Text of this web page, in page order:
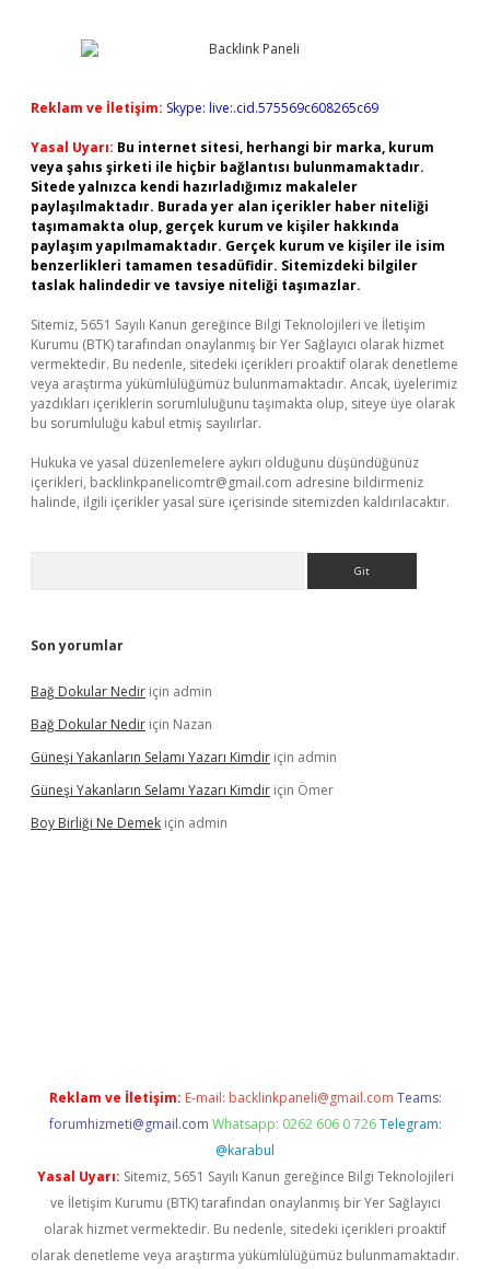
Reklam ve İletişim: Skype: live:.cid.575569c608265c69
Yasal Uyarı: Bu internet sitesi, herhangi bir marka, kurum
veya şahıs şirketi ile hiçbir bağlantısı bulunmamaktadır.
Sitede yalnızca kendi hazırladığımız makaleler
paylaşılmaktadır. Burada yer alan içerikler haber niteliği
taşımamakta olup, gerçek kurum ve kişiler hakkında
paylaşım yapılmamaktadır. Gerçek kurum ve kişiler ile isim
benzerlikleri tamamen tesadüfidir. Sitemizdeki bilgiler
taslak halindedir ve tavsiye niteliği taşımazlar.
Sitemiz, 5651 Sayılı Kanun gereğince Bilgi Teknolojileri ve İletişim
Kurumu (BTK) tarafından onaylanmış bir Yer Sağlayıcı olarak hizmet
vermektedir. Bu nedenle, sitedeki içerikleri proaktif olarak denetleme
veya araştırma yükümlülüğümüz bulunmamaktadır. Ancak, üyelerimiz
yazdıkları içeriklerin sorumluluğunu taşımakta olup, siteye üye olarak
bu sorumluluğu kabul etmiş sayılırlar.
Hukuka ve yasal düzenlemelere aykırı olduğunu düşündüğünüz
içerikleri, backlinkpanelicomtr@gmail.com adresine bildirmeniz
halinde, ilgili içerikler yasal süre içerisinde sitemizden kaldırılacaktır.
Son yorumlar
Bağ Dokular Nedir için admin
Bağ Dokular Nedir için Nazan
Güneşi Yakanların Selamı Yazarı Kimdir için admin
Güneşi Yakanların Selamı Yazarı Kimdir için Ömer
Boy Birliği Ne Demek için admin
Reklam ve İletişim: E-mail: backlinkpaneli@gmail.com Teams:
forumhizmeti@gmail.com Whatsapp: 0262 606 0 726 Telegram:
@karabul
Yasal Uyarı: Sitemiz, 5651 Sayılı Kanun gereğince Bilgi Teknolojileri
ve İletişim Kurumu (BTK) tarafından onaylanmış bir Yer Sağlayıcı
olarak hizmet vermektedir. Bu nedenle, sitedeki içerikleri proaktif
olarak denetleme veya araştırma yükümlülüğümüz bulunmamaktadır.